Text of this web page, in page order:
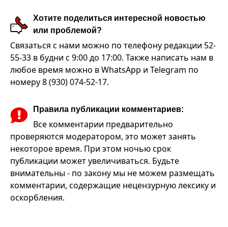
Хотите поделиться интересной новостью
или проблемой?
Связаться с нами можно по телефону редакции 52-
55-33 в будни с 9:00 до 17:00. Также написать нам в
любое время можно в WhatsApp и Telegram по
номеру 8 (930) 074-52-17.
Правила публикации комментариев:
Все комментарии предварительно
проверяются модератором, это может занять
некоторое время. При этом ночью срок
публикации может увеличиваться. Будьте
внимательны - по закону мы не можем размещать
комментарии, содержащие нецензурную лексику и
оскорбления.